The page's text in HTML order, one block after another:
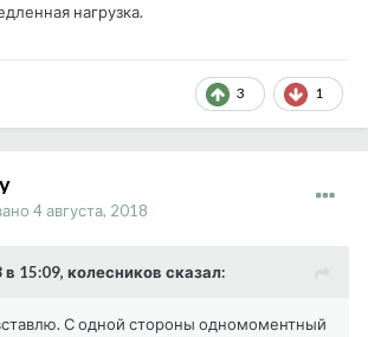
нагрузка.
3 1
4 августа, 2018
в 15:09, колесников сказал:
С одной стороны одномоментный